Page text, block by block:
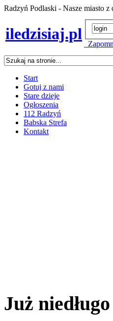
Radzyń Podlaski - Nasze miasto
iledzisiaj.pl
Start
Gotuj z nami
Stare dzieje
Ogłoszenia
112 Radzyń
Babska Strefa
Kontakt
Już niedługo